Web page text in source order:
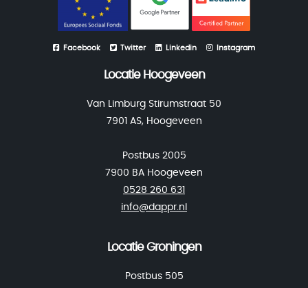
Facebook Twitter Linkedin Instagram
Locatie Hoogeveen
Van Limburg Stirumstraat 50
7901 AS, Hoogeveen
Postbus 2005
7900 BA Hoogeveen
0528 260 631
info@dappr.nl
Locatie Groningen
Postbus 505